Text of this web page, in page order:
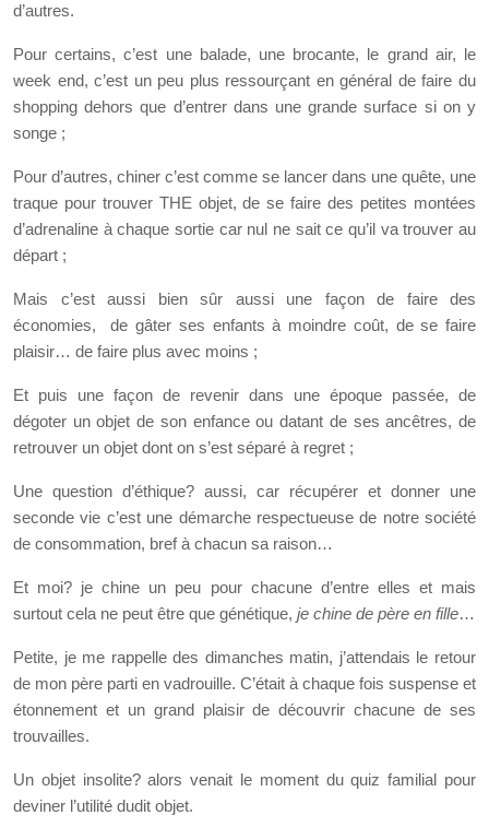
d’autres.
Pour certains, c’est une balade, une brocante, le grand air, le
week end, c’est un peu plus ressourçant en général de faire du
shopping dehors que d’entrer dans une grande surface si on y
songe ;
Pour d’autres, chiner c’est comme se lancer dans une quête, une
traque pour trouver THE objet, de se faire des petites montées
d’adrenaline à chaque sortie car nul ne sait ce qu’il va trouver au
départ ;
Mais c’est aussi bien sûr aussi une façon de faire des
économies, de gâter ses enfants à moindre coût, de se faire
plaisir… de faire plus avec moins ;
Et puis une façon de revenir dans une époque passée, de
dégoter un objet de son enfance ou datant de ses ancêtres, de
retrouver un objet dont on s’est séparé à regret ;
Une question d’éthique? aussi, car récupérer et donner une
seconde vie c’est une démarche respectueuse de notre société
de consommation, bref à chacun sa raison…
Et moi? je chine un peu pour chacune d’entre elles et mais
surtout cela ne peut être que génétique, je chine de père en fille…
Petite, je me rappelle des dimanches matin, j’attendais le retour
de mon père parti en vadrouille. C’était à chaque fois suspense et
étonnement et un grand plaisir de découvrir chacune de ses
trouvailles.
Un objet insolite? alors venait le moment du quiz familial pour
deviner l’utilité dudit objet.